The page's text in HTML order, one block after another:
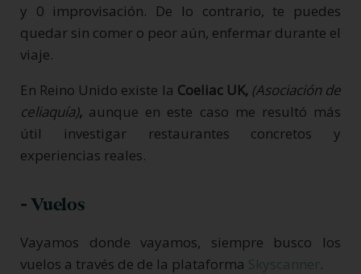
y 0 improvisación. De lo contrario, te puedes
quedar sin comer o peor aún, enfermar durante el
viaje.
En Reino Unido existe la Coeliac UK, (Asociación de
celiaquía), aunque en este caso me resultó más
útil investigar restaurantes concretos y
experiencias reales.
- Vuelos
Vayamos donde vayamos, siempre busco los
vuelos a través de de la plataforma Skyscanner .